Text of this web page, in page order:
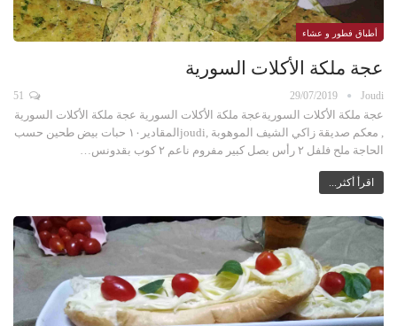
أطباق فطور و عشاء
عجة ملكة الأكلات السورية
Joudi
29/07/2019
عجة ملكة الأكلات السوريةعجة ملكة الأكلات السورية عجة ملكة الأكلات السورية
, معكم صديقة زاكي الشيف الموهوبة ,joudiالمقادير١٠ حبات بيض طحين حسب
الحاجة ملح فلفل ٢ رأس بصل كبير مفروم ناعم ٢ كوب بقدونس…
اقرأ أكثر...